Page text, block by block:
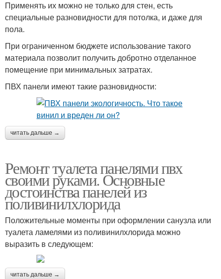
Применять их можно не только для стен, есть
специальные разновидности для потолка, и даже для
пола.
При ограниченном бюджете использование такого
материала позволит получить добротно отделанное
помещение при минимальных затратах.
ПВХ панели имеют такие разновидности:
читать дальше →
Ремонт туалета панелями пвх
своими руками. Основные
достоинства панелей из
поливинилхлорида
Положительные моменты при оформлении санузла или
туалета ламелями из поливинилхлорида можно
выразить в следующем:
читать дальше →